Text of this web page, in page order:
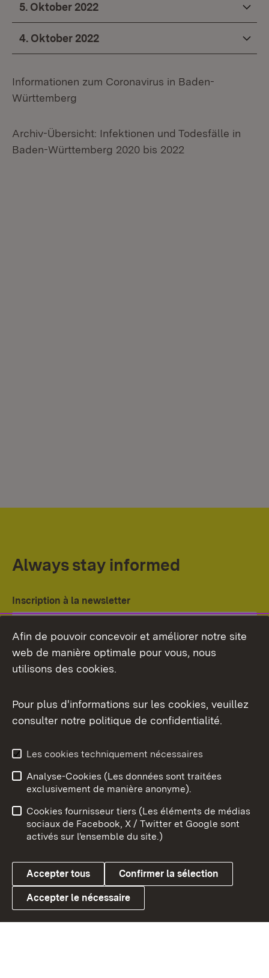
5. Oktober 2022
4. Oktober 2022
Informationen zum Coronavirus in Baden-
Württemberg
Archiv-Übersicht: Infektionen und Todesfälle in
Baden-Württemberg 2020 bis 2022
Always stay informed
Inscription à la newsletter
Aperçu des thèmes
Link zum Landesportal
Conseils d'utilisation
Confidentialité
Cookies
Afin de pouvoir concevoir et améliorer notre site
web de manière optimale pour vous, nous
utilisons des cookies.
Pour plus d'informations sur les cookies, veuillez
consulter notre politique de confidentialité.
Les cookies techniquement nécessaires
Analyse-Cookies (Les données sont traitées
exclusivement de manière anonyme).
Cookies fournisseur tiers (Les éléments de médias
sociaux de Facebook, X / Twitter et Google sont
activés sur l'ensemble du site.)
Accepter tous Confirmer la sélection
Accepter le nécessaire